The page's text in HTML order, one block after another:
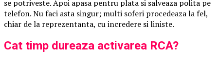
se potriveste. Apoi apasa pentru plata si salveaza polita pe
telefon. Nu faci asta singur; multi soferi procedeaza la fel,
chiar de la reprezentanta, cu incredere si liniste.
Cat timp dureaza activarea RCA?